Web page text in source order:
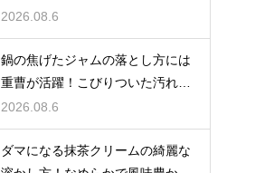
せるコツ
2026.08.6
鍋の焦げたジャムの落とし方には
重曹が活躍！こびりついた汚れを
綺麗に落としてピカピカにする技
2026.08.6
ダマになる抹茶クリームの綺麗な